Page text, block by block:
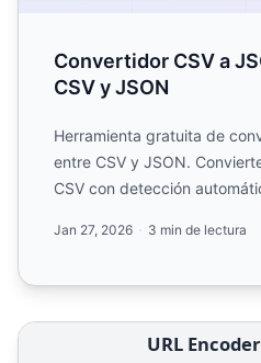
Convertidor CSV a
CSV y JSON
Herramienta gratuita de
entre CSV y JSON.
CSV con detección
Jan 27, 2026 3 min de lectura
Codificador Decodificador